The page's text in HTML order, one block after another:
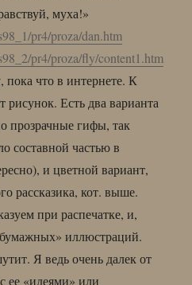
муха!»
pr4/proza/dan.htm
pr4/proza/fly/content1.htm
что в интернете. К
рисунок. Есть два варианта
прозрачные гифы, так
составной частью в
и цветной вариант,
рассказика, кот. выше.
при распечатке, и,
иллюстраций.
Я ведь очень далек от
ее «идеями» или